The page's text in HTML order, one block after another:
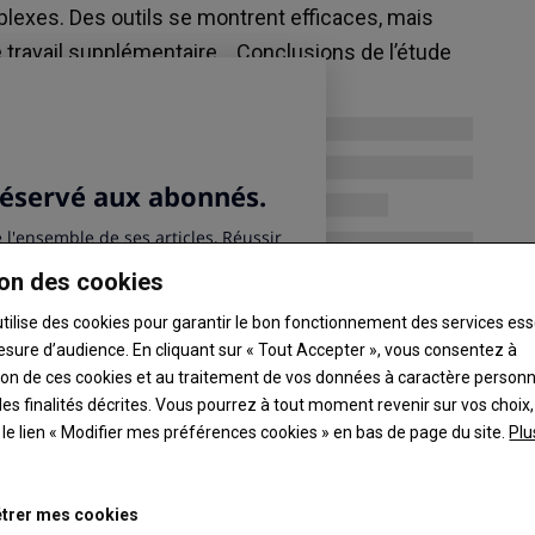
Des outils se montrent efficaces, mais
supplémentaire… Conclusions de l’étude
Maïs
248.25 €/t
Graines de soja
11.6 $/boiss.
des cookies
des cookies pour garantir le bon fonctionnement des services
d’audience. En cliquant sur « Tout Accepter », vous consentez à
de ces cookies et au traitement de vos données à caractère
finalités décrites. Vous pourrez à tout moment revenir sur vos
lien « Modifier mes préférences cookies » en bas de page du site.
mes cookies